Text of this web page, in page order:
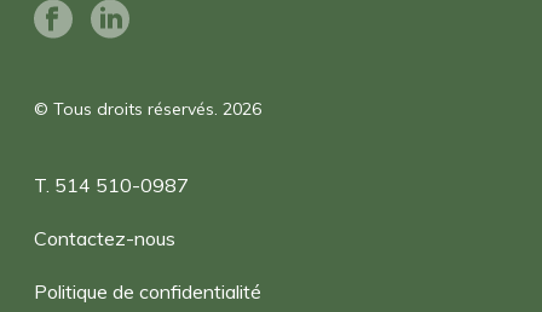
© Tous droits réservés. 2026
T. 514 510-0987
Contactez-nous
Politique de confidentialité